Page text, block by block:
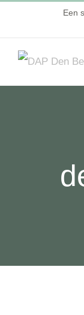
content
Een